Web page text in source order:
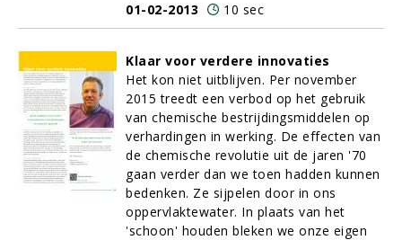
01-02-2013
10 sec
Klaar voor verdere innovaties
Het kon niet uitblijven. Per november
2015 treedt een verbod op het gebruik
van chemische bestrijdingsmiddelen op
verhardingen in werking. De effecten van
de chemische revolutie uit de jaren '70
gaan verder dan we toen hadden kunnen
bedenken. Ze sijpelen door in ons
oppervlaktewater. In plaats van het
'schoon' houden bleken we onze eigen